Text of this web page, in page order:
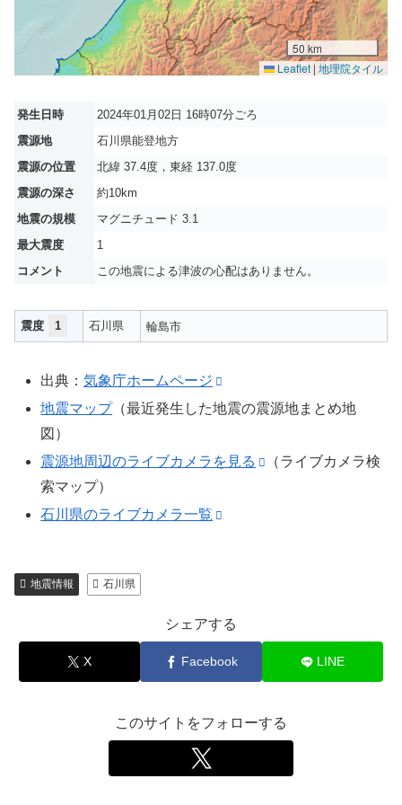
50 km
Leaflet | 地理院タイル
発生日時
2024年01月02日 16時07分ごろ
震源地
石川県能登地方
震源の位置
北緯 37.4度，東経 137.0度
震源の深さ
約10km
地震の規模
マグニチュード 3.1
最大震度
1
コメント
この地震による津波の心配はありません。
震度 1 石川県 輪島市
出典：気象庁ホームページ
地震マップ（最近発生した地震の震源地まとめ地
図）
震源地周辺のライブカメラを見る
（ライブカメラ検
索マップ）
石川県のライブカメラ一覧
地震情報 石川県
シェアする
X Facebook LINE
このサイトをフォローする